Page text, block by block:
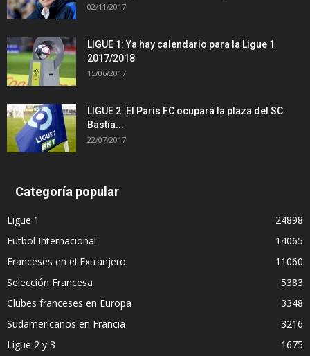
02/11/2017
LIGUE 1: Ya hay calendario para la Ligue 1
2017/2018
15/06/2017
LIGUE 2: El París FC ocupará la plaza del SC
Bastia...
22/07/2017
Categoría popular
Ligue 1
24898
Futbol Internacional
14065
Franceses en el Extranjero
11060
Selección Francesa
5383
Clubes franceses en Europa
3348
Sudamericanos en Francia
3216
Ligue 2 y 3
1675